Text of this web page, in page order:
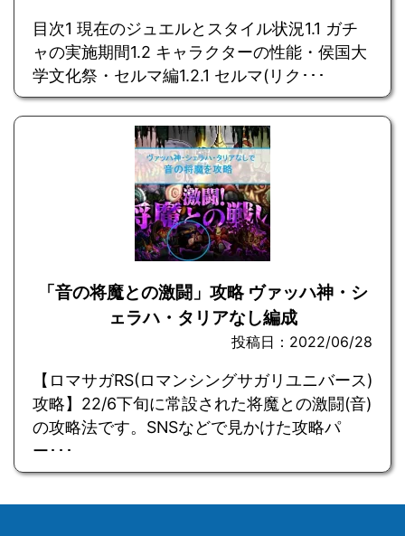
目次1 現在のジュエルとスタイル状況1.1 ガチ
ャの実施期間1.2 キャラクターの性能・侯国大
学文化祭・セルマ編1.2.1 セルマ(リク･･･
「音の将魔との激闘」攻略 ヴァッハ神・シ
ェラハ・タリアなし編成
投稿日：2022/06/28
【ロマサガRS(ロマンシングサガリユニバース)
攻略】22/6下旬に常設された将魔との激闘(音)
の攻略法です。SNSなどで見かけた攻略パ
ー･･･